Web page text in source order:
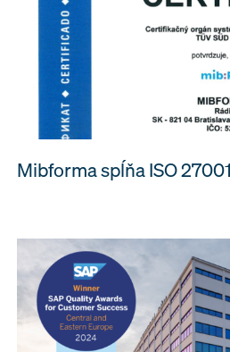
Mibforma spĺňa ISO